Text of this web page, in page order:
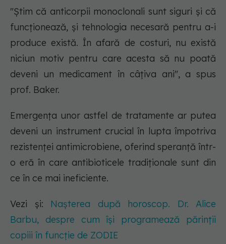
"Știm că anticorpii monoclonali sunt siguri și că
funcționează, și tehnologia necesară pentru a-i
produce există. În afară de costuri, nu există
niciun motiv pentru care acesta să nu poată
deveni un medicament în câțiva ani", a spus
prof. Baker.
Emergența unor astfel de tratamente ar putea
deveni un instrument crucial în lupta împotriva
rezistenței antimicrobiene, oferind speranță într-
o eră în care antibioticele tradiționale sunt din
ce în ce mai ineficiente.
Vezi și: Nașterea după horoscop. Dr. Alice
Barbu, despre cum își programează părinții
copiii în funcție de ZODIE